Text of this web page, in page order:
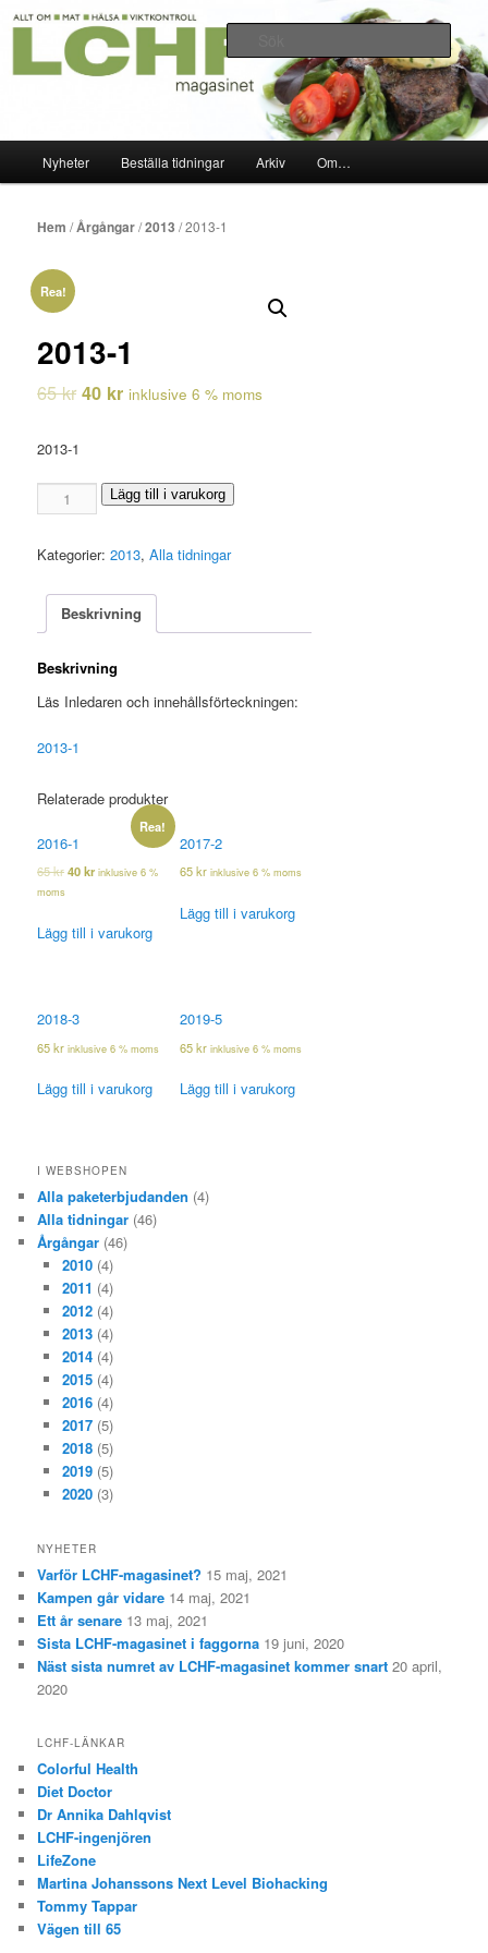
Hoppa
till
primärt
innehåll LCHF-magasinet
Allt om mat hälsa viktkontroll 2010-2020
Sök
Nyheter Beställa tidningar Arkiv Om…
Hem /Årgångar/2013 / 2013-1
Rea!
2013-1
65kr 40 kr inklusive 6 % moms
2013-1
2013-
1
Lägg till i varukorg
Kategorier:2013,Alla tidningar
Beskrivning
Beskrivning
Läs Inledaren och innehållsförteckningen:
2013-1
Relaterade produkter
Rea!
2016-1
65kr40kr inklusive 6 %
moms
Lägg till i varukorg
2017-2
65kr inklusive 6 % moms
Lägg till i varukorg
2018-3
65kr inklusive 6 % moms
Lägg till i varukorg
2019-5
65kr inklusive 6 % moms
Lägg till i varukorg
I WEBSHOPEN
Alla paketerbjudanden (4)
Alla tidningar (46)
Årgångar (46)
2010 (4)
2011 (4)
2012 (4)
2013 (4)
2014 (4)
2015 (4)
2016 (4)
2017 (5)
2018 (5)
2019 (5)
2020 (3)
NYHETER
Varför LCHF-magasinet? 15 maj, 2021
Kampen går vidare 14 maj, 2021
Ett år senare 13 maj, 2021
Sista LCHF-magasinet i faggorna 19 juni, 2020
Näst sista numret av LCHF-magasinet kommer snart 20 april,
2020
LCHF-LÄNKAR
Colorful Health
Diet Doctor
Dr Annika Dahlqvist
LCHF-ingenjören
LifeZone
Martina Johanssons Next Level Biohacking
Tommy Tappar
Vägen till 65